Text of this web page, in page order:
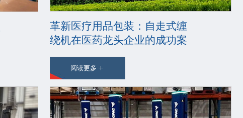
革新医疗用品包装：自走式缠
绕机在医药龙头企业的成功案
例
阅读更多